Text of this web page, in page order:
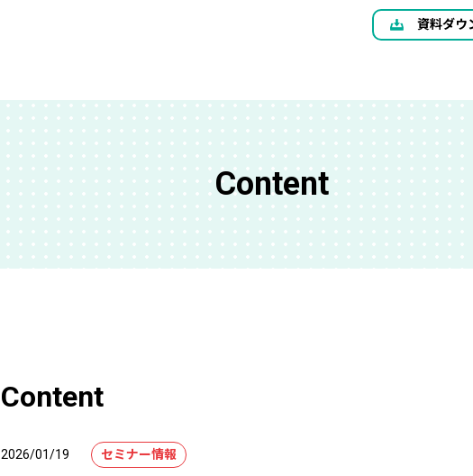
資料ダウ
Content
Content
2026/01/19 セミナー情報